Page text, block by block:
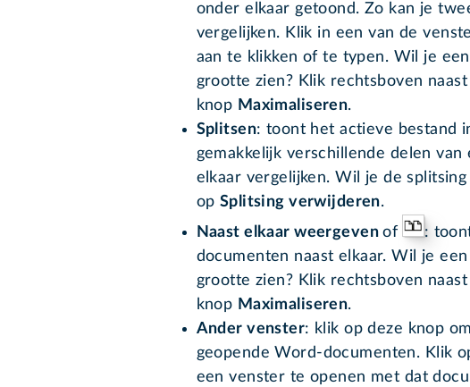
onder elkaar getoond. Zo kan je
vergelijken. Klik in een van de
aan te klikken of te typen. Wil je
grootte zien? Klik rechtsboven
knop Maximaliseren.
Splitsen: toont het actieve bestand
gemakkelijk verschillende delen
elkaar vergelijken. Wil je de
op Splitsing verwijderen.
Naast elkaar weergevenof
:
documenten naast elkaar. Wil je
grootte zien? Klik rechtsboven
knop Maximaliseren.
Ander venster: klik op deze knop
geopende Word-documenten. Klik
een venster te openen met dat